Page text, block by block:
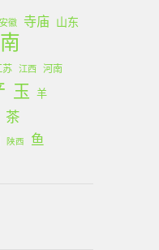
安徽 寺庙 山东
苏 江西 河南
玉 羊
茶
陕西 鱼